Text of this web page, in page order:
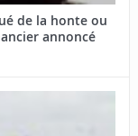
de la honte ou
annoncé